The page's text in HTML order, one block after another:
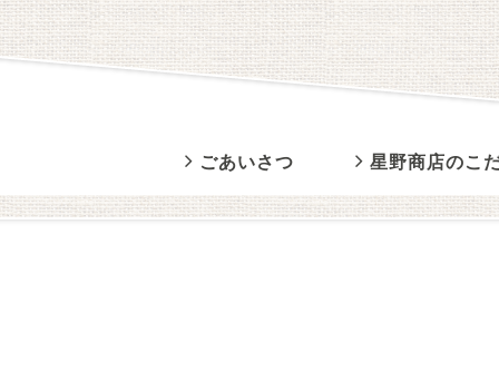
ごあいさつ 星野商店のこ